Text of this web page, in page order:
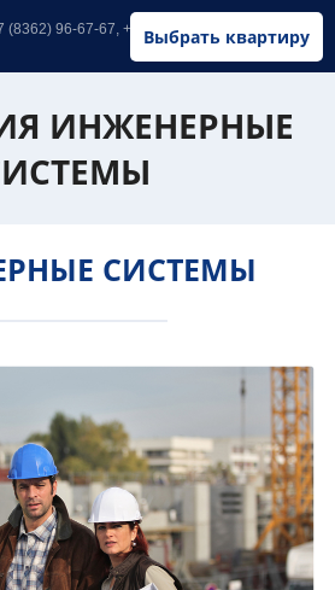
Выбрать квартиру
(8362) 96-67-67, +7 (902) 326-67-67
ИНЖЕНЕРНЫЕ
СИСТЕМЫ